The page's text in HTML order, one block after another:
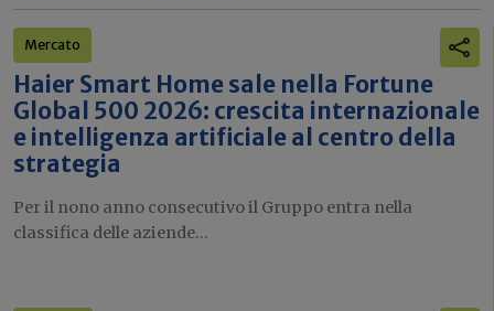
Mercato
Haier Smart Home sale nella Fortune
Global 500 2026: crescita internazionale
e intelligenza artificiale al centro della
strategia
Per il nono anno consecutivo il Gruppo entra nella
classifica delle aziende...